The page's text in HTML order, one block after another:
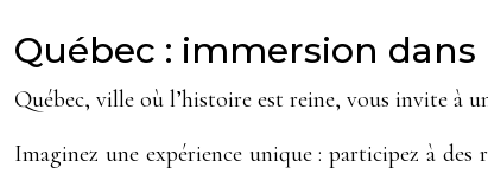
Québec : immersion
Québec, ville où l’histoire est reine, vous invite à
Imaginez une expérience unique : participez à